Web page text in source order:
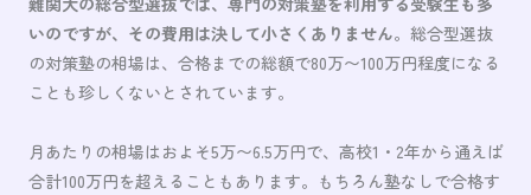
いのですが、その費用は決して小さくありません。総合型選抜
の対策塾の相場は、合格までの総額で80万〜100万円程度になる
ことも珍しくないとされています。
月あたりの相場はおよそ5万〜6.5万円で、高校1・2年から通えば
合計100万円を超えることもあります。もちろん塾なしで合格す